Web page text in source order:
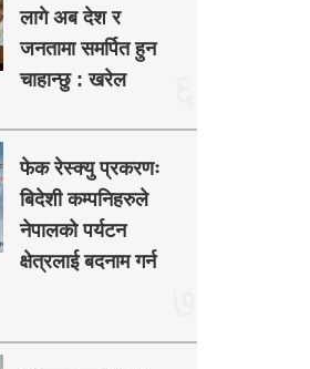
लागे अब देश र
जनतामा समर्पित हुन
चाहान्छु : खरेल
फेक रेस्क्यु प्रकरणः
बिदेशी कम्पनिहरुले
नेपालको पर्यटन
क्षेत्रलाई बदनाम गर्न